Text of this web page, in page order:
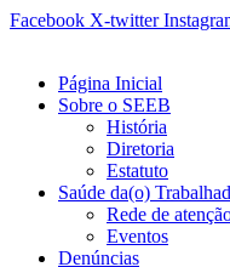
Ir
conteúdo
Facebook X-twitter
Página Inicial
Sobre o SEEB
História
Diretoria
Estatuto
Saúde da(o)
Rede de
Eventos
Denúncias